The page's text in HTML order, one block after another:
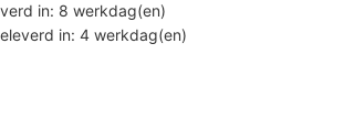
in: 8 werkdag(en)
in: 4 werkdag(en)